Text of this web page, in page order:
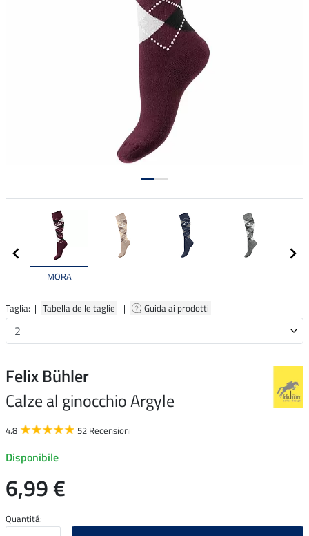
MORA
Taglia: | Tabella delle taglie | Guida ai prodotti
Felix Bühler
Calze al ginocchio Argyle
4.8 52 Recensioni
Disponibile
6,99 €
Quantitá: